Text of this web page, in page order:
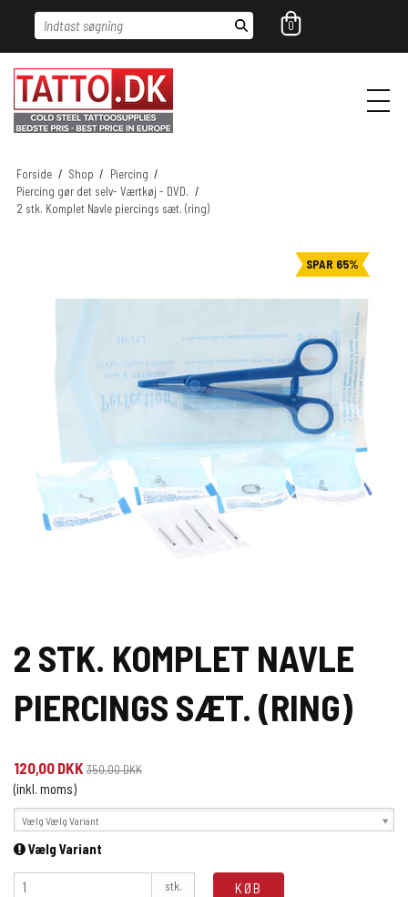
Indtast søgning 0
Forside / Shop / Piercing /
Piercing gør det selv- Værtkøj - DVD. /
2 stk. Komplet Navle piercings sæt. (ring)
SPAR 65%
2 STK. KOMPLET NAVLE
PIERCINGS SÆT. (RING)
120,00 DKK 350,00 DKK
(inkl. moms)
Vælg Vælg Variant
Vælg Variant
stk. KØB